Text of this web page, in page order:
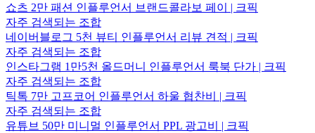
쇼츠 2만 패션 인플루언서 브랜드콜라보 페이 | 크픽
자주 검색되는 조합
네이버블로그 5천 뷰티 인플루언서 리뷰 견적 | 크픽
자주 검색되는 조합
인스타그램 1만5천 올드머니 인플루언서 룩북 단가 | 크픽
자주 검색되는 조합
틱톡 7만 고프코어 인플루언서 하울 협찬비 | 크픽
자주 검색되는 조합
유튜브 50만 미니멀 인플루언서 PPL 광고비 | 크픽